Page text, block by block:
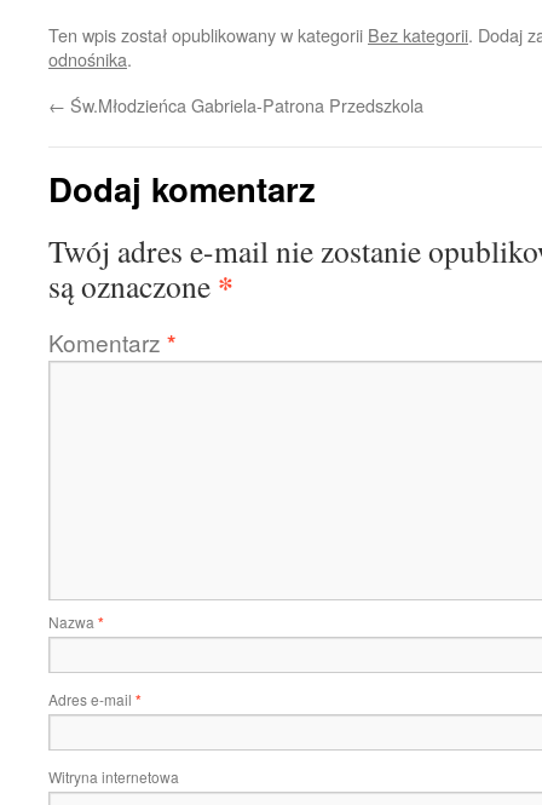
Ten wpis został opublikowany w kategorii Bez kategorii. Dodaj
odnośnika.
← Św.Młodzieńca Gabriela-Patrona Przedszkola
Dodaj komentarz
Twój adres e-mail nie zostanie
są oznaczone *
Komentarz *
Nazwa *
Adres e-mail *
Witryna internetowa